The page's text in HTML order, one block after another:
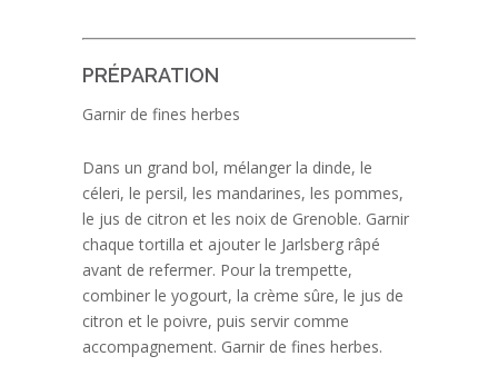
PRÉPARATION
Garnir de fines herbes
Dans un grand bol, mélanger la dinde, le
céleri, le persil, les mandarines, les pommes,
le jus de citron et les noix de Grenoble. Garnir
chaque tortilla et ajouter le Jarlsberg râpé
avant de refermer. Pour la trempette,
combiner le yogourt, la crème sûre, le jus de
citron et le poivre, puis servir comme
accompagnement. Garnir de fines herbes.